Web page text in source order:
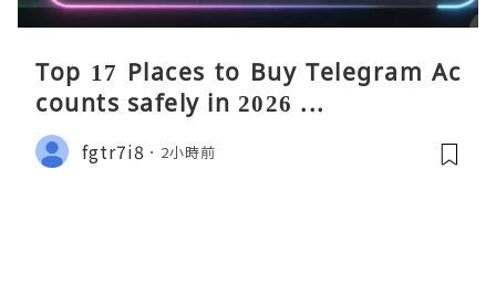
Top 17 Places to Buy Telegram Ac
counts safely in 2026 ...
fgtr7i8 2小時前